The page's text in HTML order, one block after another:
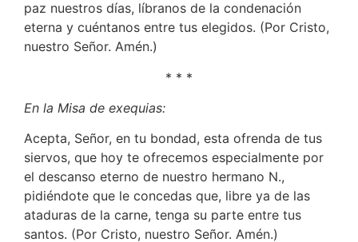
paz nuestros días, líbranos de la condenación
eterna y cuéntanos entre tus elegidos. (Por Cristo,
nuestro Señor. Amén.)
* * *
En la Misa de exequias:
Acepta, Señor, en tu bondad, esta ofrenda de tus
siervos, que hoy te ofrecemos especialmente por
el descanso eterno de nuestro hermano N.,
pidiéndote que le concedas que, libre ya de las
ataduras de la carne, tenga su parte entre tus
santos. (Por Cristo, nuestro Señor. Amén.)